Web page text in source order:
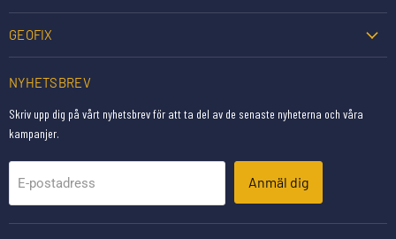
GEOFIX
NYHETSBREV
Skriv upp dig på vårt nyhetsbrev för att ta del av de senaste nyheterna och våra
kampanjer.
E-postadress Anmäl dig